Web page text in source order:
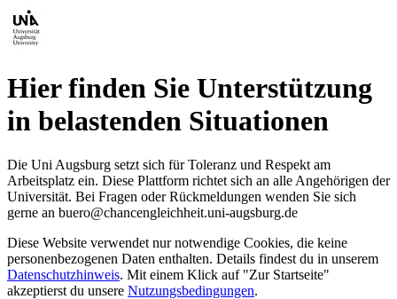
Hier finden Sie Unterstützung
in belastenden Situationen
Die Uni Augsburg setzt sich für Toleranz und Respekt am
Arbeitsplatz ein. Diese Plattform richtet sich an alle Angehörigen der
Universität. Bei Fragen oder Rückmeldungen wenden Sie sich
gerne an buero@chancengleichheit.uni-augsburg.de
Diese Website verwendet nur notwendige Cookies, die keine
personenbezogenen Daten enthalten. Details findest du in unserem
Datenschutzhinweis. Mit einem Klick auf "Zur Startseite"
akzeptierst du unsere Nutzungsbedingungen.